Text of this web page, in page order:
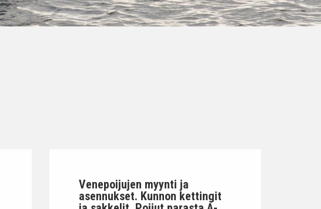
Venepoijujen myynti ja
asennukset. Kunnon kettingit